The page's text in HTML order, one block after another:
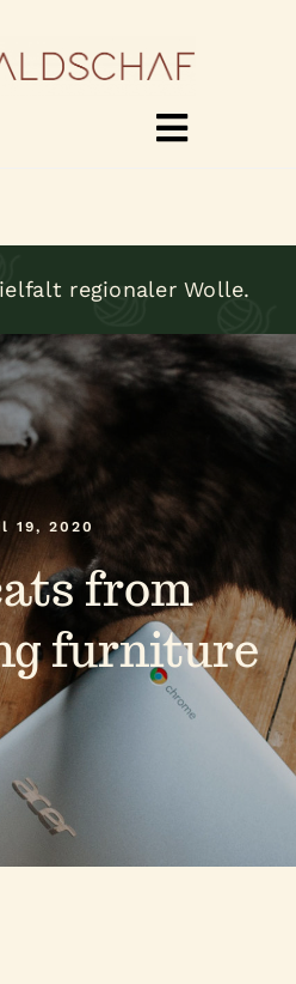
Toggle
regionaler Wolle.
19, 2020
from
furniture